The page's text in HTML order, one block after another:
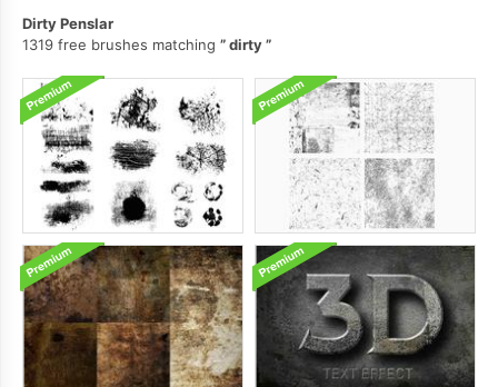
Dirty Penslar
1319 free brushes matching
dirty